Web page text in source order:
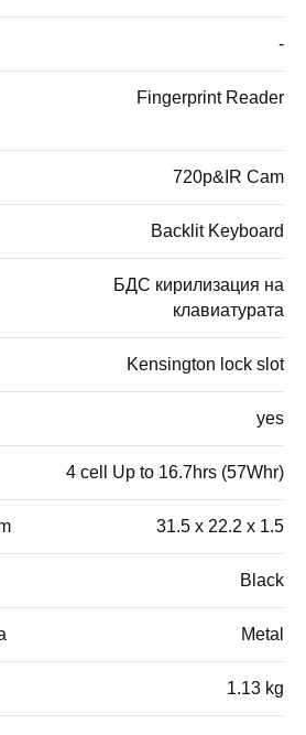
-
Fingerprint Reader
720p&IR Cam
Backlit Keyboard
БДС кирилизация на
клавиатурата
Kensington lock slot
yes
4 cell Up to 16.7hrs (57Whr)
31.5 x 22.2 x 1.5
Black
Metal
1.13 kg